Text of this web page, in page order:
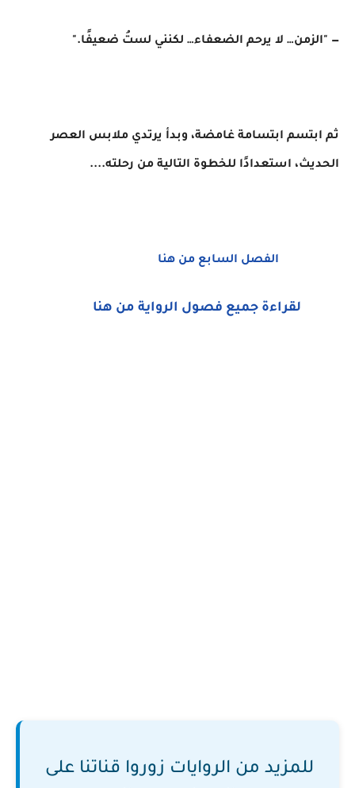
— "الزمن… لا يرحم الضعفاء… لكنني لستُ ضعيفًا."
ثم ابتسم ابتسامة غامضة، وبدأ يرتدي ملابس العصر
الحديث، استعدادًا للخطوة التالية من رحلته....
الفصل السابع من هنا
لقراءة جميع فصول الرواية من هنا
للمزيد من الروايات زوروا قناتنا على